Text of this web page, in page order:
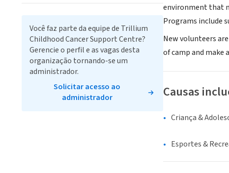
environment that
Programs include
New volunteers
of camp and make
Causas
Criança &
Esportes &
Você faz parte da equipe de Trillium
Childhood Cancer Support Centre?
Gerencie o perfil e as vagas desta
organização tornando-se um
administrador.
Solicitar acesso ao
administrador